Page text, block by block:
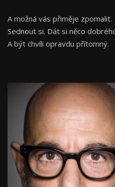
A možná vás přiměje zpomalit.
Sednout si. Dát si něco
A být chvíli opravdu přítomný.